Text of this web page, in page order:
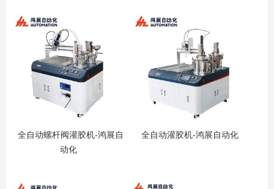
全自动螺杆阀灌胶机-鸿展自
动化
全自动灌胶机-鸿展自动化